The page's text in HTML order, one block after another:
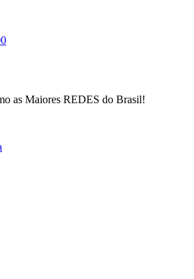
as Maiores REDES do Brasil!